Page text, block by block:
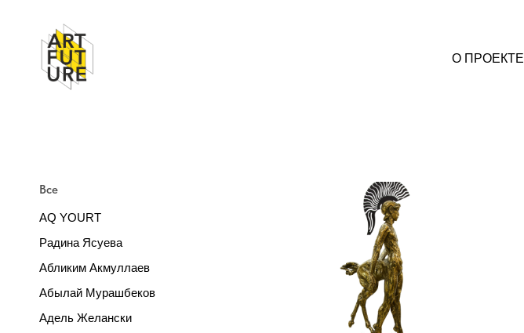
О ПРОЕКТЕ
Все
AQ YOURT
Радина Ясуева
Абликим Акмуллаев
Абылай Мурашбеков
Адель Желански